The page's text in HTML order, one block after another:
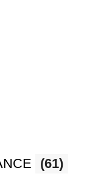
(61)